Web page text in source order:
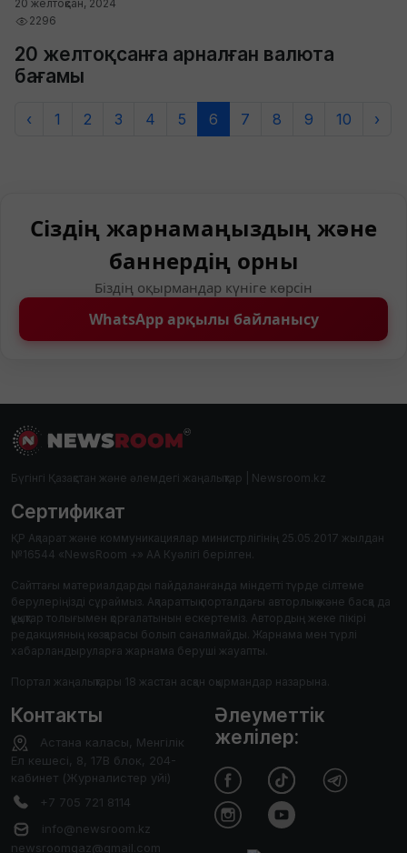
20 желтоқсан, 2024
2296
20 желтоқсанға арналған валюта
бағамы
‹ 1 2 3 4 5 6 7 8 9 10 ›
Сіздің жарнамаңыздың және
баннердің орны
Біздің оқырмандар күніге көрсін
WhatsApp арқылы байланысу
Бүгінгі Қазақстан және әлемдегі жаңалықтар | Newsroom.kz
Сертификат
ҚР Ақпарат және коммуникациялар министрлігінің 25.05.2017 жылдан
№16544 «NewsRoom +» АА Куәлігі берілген.
Сайттағы материалдарды пайдаланғанда міндетті түрде сілтеме
берулеріңізді сұраймыз. Ақпараттық порталдағы авторлық және басқа да
құқықтар толығымен қорғалатынын ескертеміз. Автордың жеке пікірі
редакцияның көзқарасы болып саналмайды. Жарнама мен түрлі
хабарландыруларға жарнама беруші жауапты.
Портал жаңалықтары 18 жастан асқан оқырмандар назарына.
Контакты
Астана каласы, Менгілік
Ел кешесі, 8, 17В блок, 204-
кабинет (Журналистер уйі)
+7 705 721 8114
info@newsroom.kz
newsroomqaz@gmail.com
Әлеуметтік
желілер: